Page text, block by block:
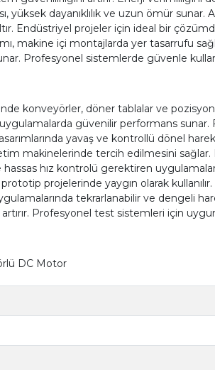
yüksek dayanıklılık ve uzun ömür
Endüstriyel projeler için ideal bir
makine içi montajlarda yer tasarrufu
Profesyonel sistemlerde güvenle
konveyörler, döner tablalar ve
güvenilir performans
yavaş ve kontrollü dönel
makinelerinde tercih edilmesini
hız kontrolü gerektiren
projelerinde yaygın olarak kullanılır.
tekrarlanabilir ve dengeli
Profesyonel test sistemleri için
DC Motor